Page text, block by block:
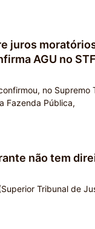
juros
AGU no STF
no
Fazenda Pública,
não tem
Tribunal de